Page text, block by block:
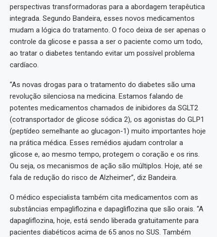
perspectivas transformadoras para a abordagem terapêutica
integrada. Segundo Bandeira, esses novos medicamentos
mudam a lógica do tratamento. O foco deixa de ser apenas o
controle da glicose e passa a ser o paciente como um todo,
ao tratar o diabetes tentando evitar um possível problema
cardíaco.
“As novas drogas para o tratamento do diabetes são uma
revolução silenciosa na medicina. Estamos falando de
potentes medicamentos chamados de inibidores da SGLT2
(cotransportador de glicose sódica 2), os agonistas do GLP1
(peptídeo semelhante ao glucagon-1) muito importantes hoje
na prática médica. Esses remédios ajudam controlar a
glicose e, ao mesmo tempo, protegem o coração e os rins.
Ou seja, os mecanismos de ação são múltiplos. Hoje, até se
fala de redução do risco de Alzheimer”, diz Bandeira.
O médico especialista também cita medicamentos com as
substâncias empagliflozina e dapagliflozina que são orais. “A
dapagliflozina, hoje, está sendo liberada gratuitamente para
pacientes diabéticos acima de 65 anos no SUS. Também